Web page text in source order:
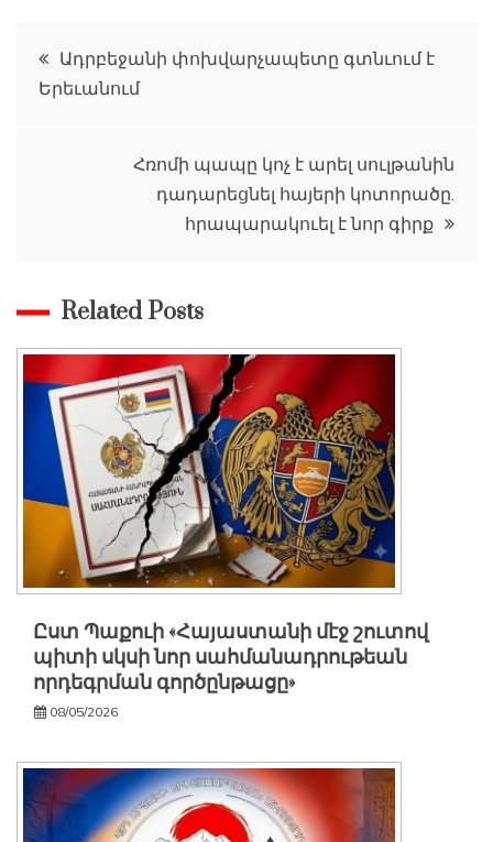
Գրառումների
նավարկումը
Ադրբեջանի փոխվարչապետը գտնւում է
Երեւանում
Հռոմի պապը կոչ է արել սուլթանին
դադարեցնել հայերի կոտորածը.
հրապարակուել է նոր գիրք
Related Posts
Ըստ Պաքուի «Հայաստանի մէջ շուտով
պիտի սկսի նոր սահմանադրութեան
որդեգրման գործընթացը»
08/05/2026